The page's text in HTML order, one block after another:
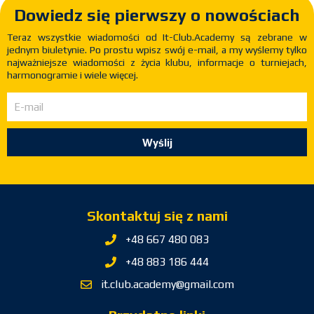
Dowiedz się pierwszy o nowościach
Teraz wszystkie wiadomości od It-Club.Academy są zebrane w
jednym biuletynie. Po prostu wpisz swój e-mail, a my wyślemy tylko
najważniejsze wiadomości z życia klubu, informacje o turniejach,
harmonogramie i wiele więcej.
Wyślij
Skontaktuj się z nami
+48 667 480 083
+48 883 186 444
it.club.academy@gmail.com